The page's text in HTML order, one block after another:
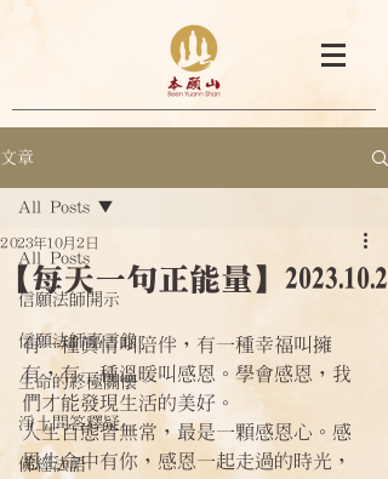
文章
All Posts
信願法師開示
信願法師嘉言錄
生命的終極關懷
淨土問答釋疑
佛經法語
All Posts
【每天一句正能量】2023.10.2
2023年10月2日
有一種真情叫陪伴，有一種幸福叫擁
有，有一種溫暖叫感恩。學會感恩，我
們才能發現生活的美好。
人生百態皆無常，最是一顆感恩心。感
恩生命中有你，感恩一起走過的時光，